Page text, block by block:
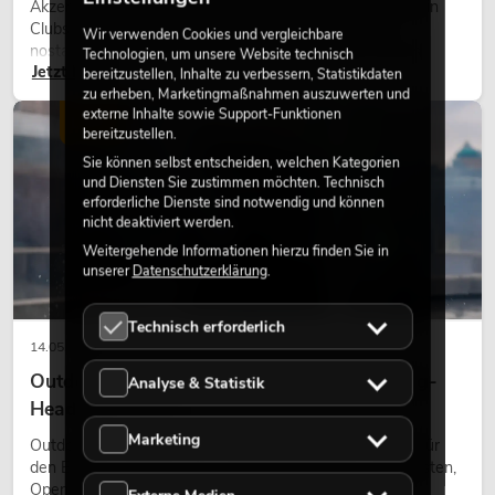
Akzente prägen viele aktuelle Lichtdesigns auf Bühnen, in
Clubs und bei Events. Retro-Licht ist dabei kein rein
nostalgischer Effekt, sondern ein bewusst eingesetztes
Gestaltungsmittel: Es schafft Atmosphäre, gibt Szenen
Charakter und kann technische LED-Setups emotionaler
wirken lassen.
Jetzt lesen
14.05.2026
Outdoor Moving-Heads: Wetterfeste Moving-
Heads bei Events
Outdoor Moving-Heads sind bewegliche Scheinwerfer für
den Einsatz im Freien. Sie werden bei Festivals, Stadtfesten,
Open-Air-Konzerten, Architekturinszenierungen und
LICHT
Wir verwenden Cookies und vergleichbare
Technologien, um unsere Website technisch
bereitzustellen, Inhalte zu verbessern, Statistikdaten
zu erheben, Marketingmaßnahmen auszuwerten und
externe Inhalte sowie Support-Funktionen
bereitzustellen.
Sie können selbst entscheiden, welchen Kategorien
und Diensten Sie zustimmen möchten. Technisch
erforderliche Dienste sind notwendig und können
nicht deaktiviert werden.
Weitergehende Informationen hierzu finden Sie in
unsererDatenschutzerklärung.
Technisch erforderlich
Analyse & Statistik
Marketing